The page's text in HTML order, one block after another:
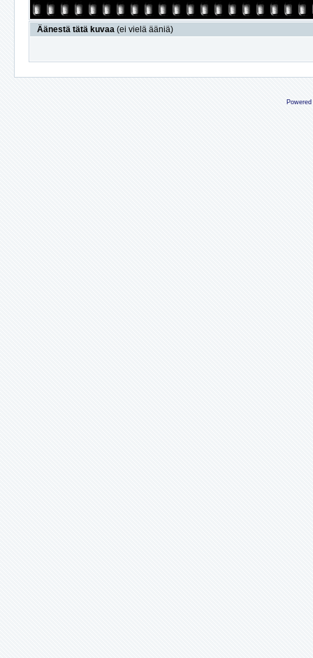
Äänestä tätä kuvaa (ei vielä ääniä)